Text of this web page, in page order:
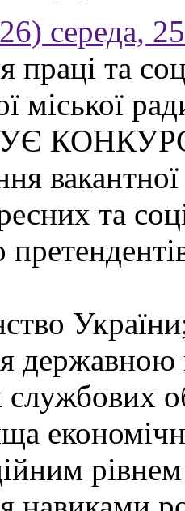
середа,
праці та
міської
вакантної
та
державною